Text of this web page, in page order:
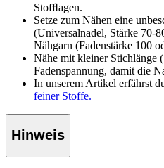
Stofﬂagen.
Setze zum Nähen eine
(Universalnadel, Stärke 70-
Nähgarn (Fadenstärke 100
Nähe mit kleiner Stichlänge
Fadenspannung, damit die
In unserem Artikel erfährst
feiner Stoffe.
Hinweis